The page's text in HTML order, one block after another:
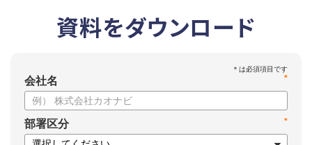
資料をダウンロード
*
会社名
*
部署区分